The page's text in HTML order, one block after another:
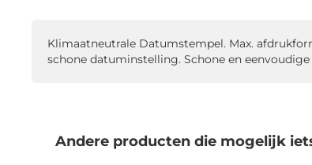
Klimaatneutrale Datumstempel. Max.
schone datuminstelling. Schone en
Andere producten die mogelijk